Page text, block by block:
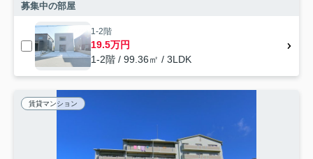
募集中の部屋
1-2階
19.5万円
1-2階 / 99.36㎡ / 3LDK
賃貸マンション